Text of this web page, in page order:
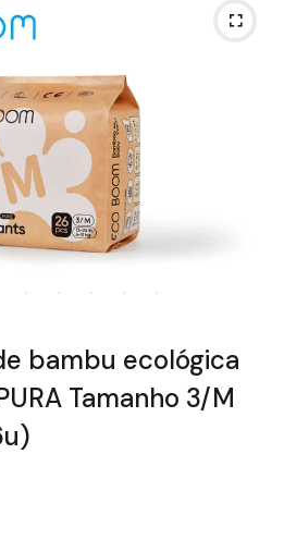
bambu ecológica
Tamanho 3/M